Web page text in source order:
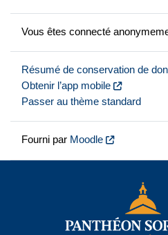
Vous êtes connecté
Résumé de conservation de
Obtenir l’app mobile
Passer au thème standard
Fourni par Moodle